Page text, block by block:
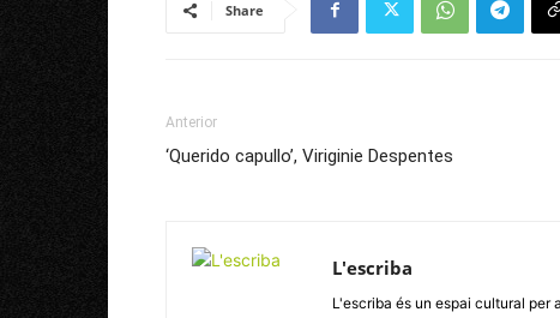
Share
Anterior
‘Querido capullo’, Viriginie Despentes
L'escriba
L'escriba és un espai cultural per